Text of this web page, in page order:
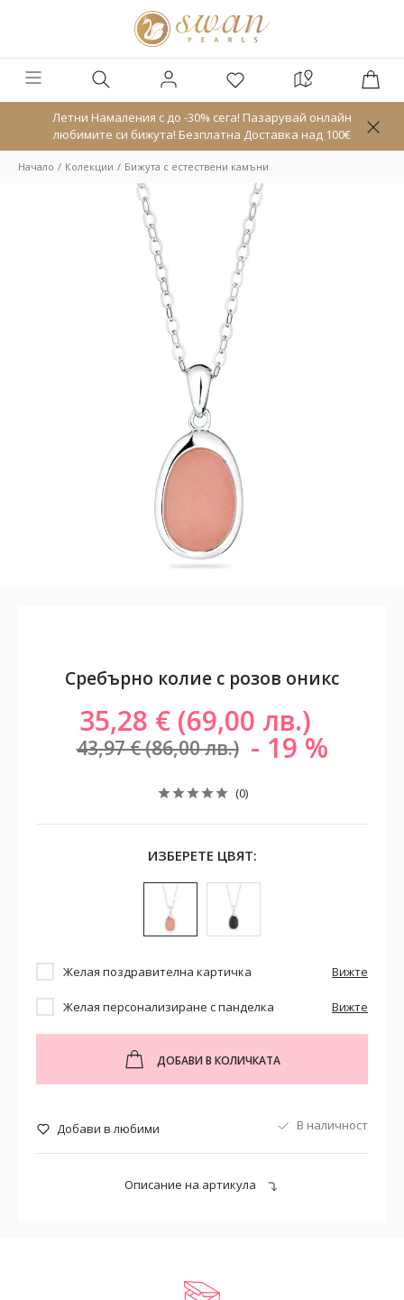
Летни Намаления с до -30% сега! Пазарувай онлайн
любимите си бижута! Безплатна Доставка над 100€
Начало Колекции Бижута с естествени камъни
Сребърно колие с розов оникс
35,28 € (69,00 лв.)
43,97 € (86,00 лв.) 19
(0)
ИЗБЕРЕТЕ ЦВЯТ:
Желая поздравителна картичка Вижте
Желая персонализиране с панделка Вижте
ДОБАВИ В КОЛИЧКАТА
Добави в любими В наличност
Описание на артикула